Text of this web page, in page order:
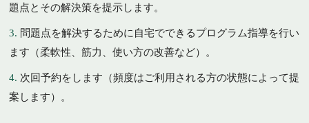
題点とその解決策を提示します。
問題点を解決するために自宅でできるプログラム指導を行い
ます（柔軟性、筋力、使い方の改善など）。
次回予約をします（頻度はご利用される方の状態によって提
案します）。